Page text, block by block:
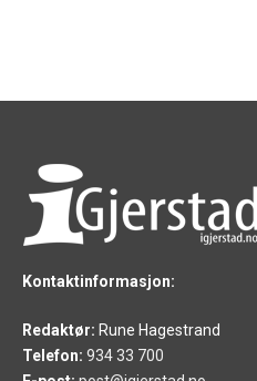
Kontaktinformasjon:
Redaktør: Rune Hagestrand
Telefon: 934 33 700